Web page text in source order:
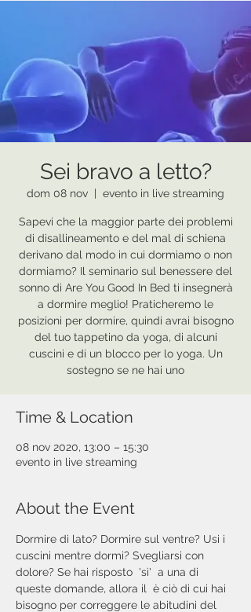
Sei bravo a letto?
dom 08 nov evento in live streaming
Sapevi che la maggior parte dei problemi
di disallineamento e del mal di schiena
derivano dal modo in cui dormiamo o non
dormiamo? Il seminario sul benessere del
sonno di Are You Good In Bed ti insegnerà
a dormire meglio! Praticheremo le
posizioni per dormire, quindi avrai bisogno
del tuo tappetino da yoga, di alcuni
cuscini e di un blocco per lo yoga. Un
sostegno se ne hai uno
Time & Location
08 nov 2020, 13:00 – 15:30
evento in live streaming
About the Event
Dormire di lato? Dormire sul ventre? Usi i
cuscini mentre dormi? Svegliarsi con
dolore? Se hai risposto  'sì'  a una di
queste domande, allora il
è ciò di cui hai
bisogno per correggere le abitudini del